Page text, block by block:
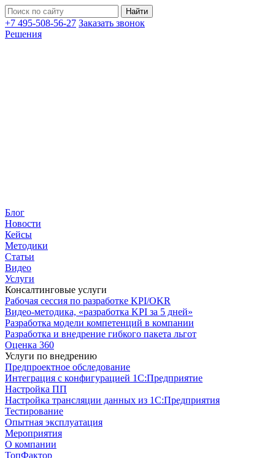
+7 495-508-56-27 Заказать звонок
Решения
Блог
Новости
Кейсы
Методики
Статьи
Видео
Услуги
Консалтинговые услуги
Рабочая сессия по разработке KPI/OKR
Видео-методика, «разработка KPI за 5 дней»
Разработка модели компетенций в компании
Разработка и внедрение гибкого пакета льгот
Оценка 360
Услуги по внедрению
Предпроектное обследование
Интеграция с конфигурацией 1С:Предприятие
Настройка ПП
Настройка трансляции данных из 1С:Предприятия
Тестирование
Опытная эксплуатация
Мероприятия
О компании
ТопФактор